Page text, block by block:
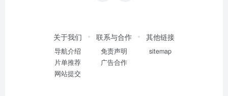
关于我们
导航介绍
片单推荐
网站提交
联系与合作
免责声明
广告合作
其他链接
sitemap